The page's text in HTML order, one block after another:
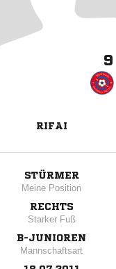
9
RIFAI
STÜRMER
Meine Position
RECHTS
Starker Fuß
B-JUNIOREN
Mannschaftsart